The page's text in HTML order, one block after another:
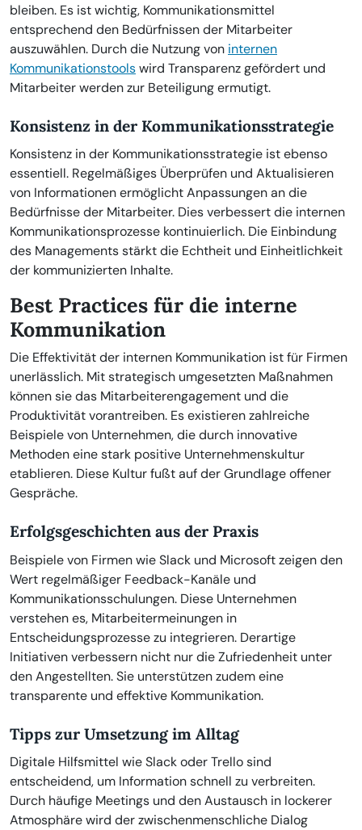
bleiben. Es ist wichtig, Kommunikationsmittel
entsprechend den Bedürfnissen der Mitarbeiter
auszuwählen. Durch die Nutzung von internen
Kommunikationstoolswird Transparenz gefördert und
Mitarbeiter werden zur Beteiligung ermutigt.
Konsistenz in der Kommunikationsstrategie
Konsistenz in der Kommunikationsstrategie ist ebenso
essentiell. Regelmäßiges Überprüfen und Aktualisieren
von Informationen ermöglicht Anpassungen an die
Bedürfnisse der Mitarbeiter. Dies verbessert die internen
Kommunikationsprozesse kontinuierlich. Die Einbindung
des Managements stärkt die Echtheit und Einheitlichkeit
der kommunizierten Inhalte.
Best Practices für die interne
Kommunikation
Die Effektivität der internen Kommunikation ist für Firmen
unerlässlich. Mit strategisch umgesetzten Maßnahmen
können sie das Mitarbeiterengagement und die
Produktivität vorantreiben. Es existieren zahlreiche
Beispiele von Unternehmen, die durch innovative
Methoden eine stark positive Unternehmenskultur
etablieren. Diese Kultur fußt auf der Grundlage offener
Gespräche.
Erfolgsgeschichten aus der Praxis
Beispiele von Firmen wie Slack und Microsoft zeigen den
Wert regelmäßiger Feedback-Kanäle und
Kommunikationsschulungen. Diese Unternehmen
verstehen es, Mitarbeitermeinungen in
Entscheidungsprozesse zu integrieren. Derartige
Initiativen verbessern nicht nur die Zufriedenheit unter
den Angestellten. Sie unterstützen zudem eine
transparente und effektive Kommunikation.
Tipps zur Umsetzung im Alltag
Digitale Hilfsmittel wie Slack oder Trello sind
entscheidend, um Information schnell zu verbreiten.
Durch häufige Meetings und den Austausch in lockerer
Atmosphäre wird der zwischenmenschliche Dialog